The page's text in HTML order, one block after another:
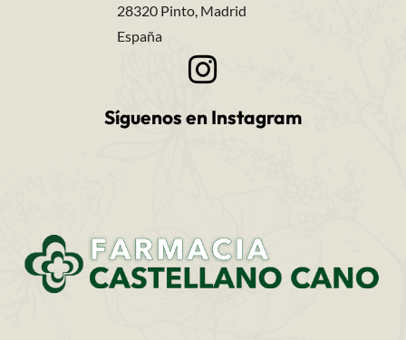
28320 Pinto, Madrid
España
Síguenos en Instagram